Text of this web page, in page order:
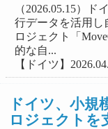
（2026.05.15）
行データを活用し
ロジェクト「
的な自...
【ドイツ】
ドイツ、小規
ロジェクトを